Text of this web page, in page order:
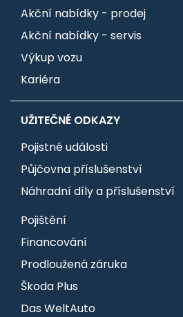
Akční nabídky - prodej
Akční nabídky - servis
Výkup vozu
Kariéra
UŽITEČNÉ ODKAZY
Pojistné události
Půjčovna příslušenství
Náhradní díly a příslušenství
Pojištění
Financování
Prodloužená záruka
Škoda Plus
Das WeltAuto